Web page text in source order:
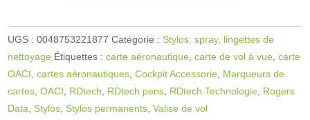
de
stylos
Rogers
Data
RD
tech®
e
r
n
a
t
UGS :0048753221877 Catégorie : Stylos, spray, lingettes de
nettoyage Étiquettes :carte aéronautique ,carte de vol à vue ,carte
OACI ,cartes aéronautiques ,Cockpit Accessorie
Marqueurs de
cartes ,OACI RDtech RDtech pens RDtech Technologie
Rogers
Data
Stylos Stylos permanents ,Valise de vol